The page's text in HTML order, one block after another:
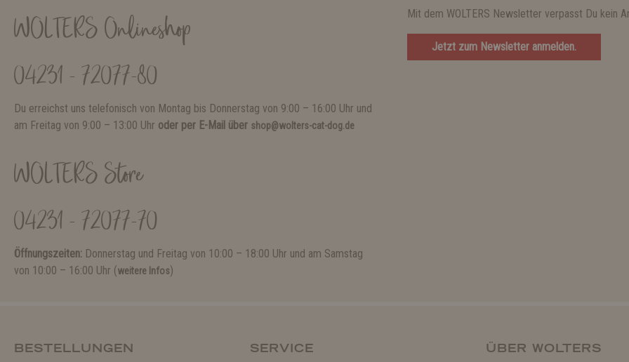
WOLTERS Onlineshop
04231 - 72077-80
Du erreichst uns telefonisch von Montag bis Donnerstag von 9:00 – 16:00 Uhr und
am Freitag von 9:00 – 13:00 Uhr oder per E-Mail über shop@wolters-cat-dog.de
WOLTERS Store
04231 - 72077-70
Öffnungszeiten: Donnerstag und Freitag von 10:00 – 18:00 Uhr und am Samstag
von 10:00 – 16:00 Uhr (weitere Infos)
Mit dem WOLTERS Newsletter verpasst Du kein
Jetzt zum Newsletter anmelden.
BESTELLUNGEN SERVICE ÜBER WOLTERS